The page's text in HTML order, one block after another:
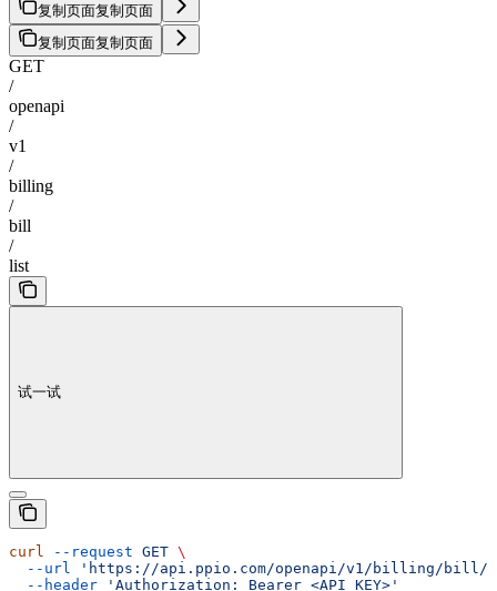
复制页面复制页面
复制页面复制页面
GET
/
openapi
/
v1
/
billing
/
bill
/
list
试一试
curl --request GET \
  --url
'https://api.ppio.com/openapi/v1/billing/bill/
  --header
'Authorization: Bearer <API_KEY>'